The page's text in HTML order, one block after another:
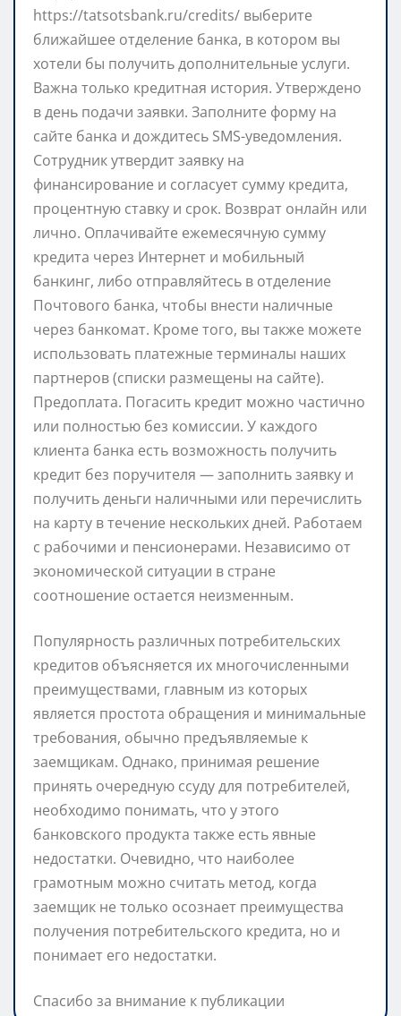
https://tatsotsbank.ru/credits/ выберите
ближайшее отделение банка, в котором вы
хотели бы получить дополнительные услуги.
Важна только кредитная история. Утверждено
в день подачи заявки. Заполните форму на
сайте банка и дождитесь SMS-уведомления.
Сотрудник утвердит заявку на
финансирование и согласует сумму кредита,
процентную ставку и срок. Возврат онлайн или
лично. Оплачивайте ежемесячную сумму
кредита через Интернет и мобильный
банкинг, либо отправляйтесь в отделение
Почтового банка, чтобы внести наличные
через банкомат. Кроме того, вы также можете
использовать платежные терминалы наших
партнеров (списки размещены на сайте).
Предоплата. Погасить кредит можно частично
или полностью без комиссии. У каждого
клиента банка есть возможность получить
кредит без поручителя — заполнить заявку и
получить деньги наличными или перечислить
на карту в течение нескольких дней. Работаем
с рабочими и пенсионерами. Независимо от
экономической ситуации в стране
соотношение остается неизменным.
Популярность различных потребительских
кредитов объясняется их многочисленными
преимуществами, главным из которых
является простота обращения и минимальные
требования, обычно предъявляемые к
заемщикам. Однако, принимая решение
принять очередную ссуду для потребителей,
необходимо понимать, что у этого
банковского продукта также есть явные
недостатки. Очевидно, что наиболее
грамотным можно считать метод, когда
заемщик не только осознает преимущества
получения потребительского кредита, но и
понимает его недостатки.
Спасибо за внимание к публикации